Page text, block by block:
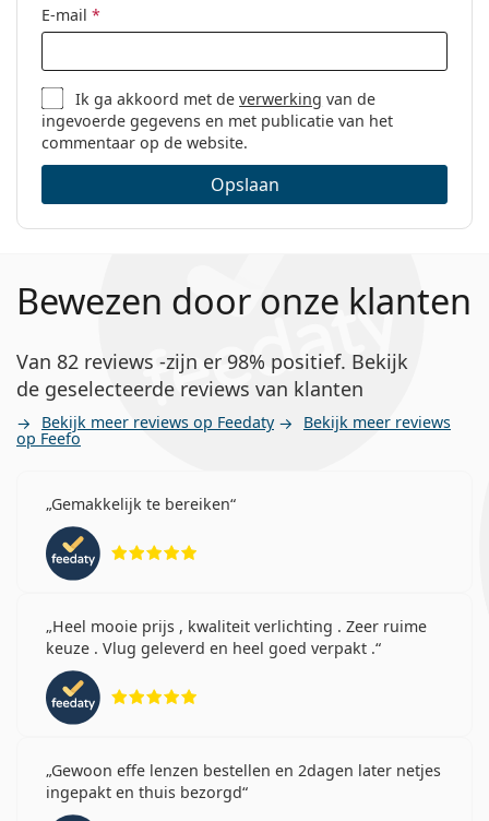
E-mail *
Ik ga akkoord met deverwerking van de
ingevoerde gegevens en met publicatie van het
commentaar op de website.
Opslaan
Bewezen door onze klanten
Van 82 reviews -zijn er 98% positief. Bekijk
de geselecteerde reviews van klanten
Bekijk meer reviews op Feedaty Bekijk meer reviews
op Feefo
Gemakkelijk te bereiken
Heel mooie prijs , kwaliteit verlichting . Zeer ruime
keuze . Vlug geleverd en heel goed verpakt .
Gewoon effe lenzen bestellen en 2dagen later netjes
ingepakt en thuis bezorgd